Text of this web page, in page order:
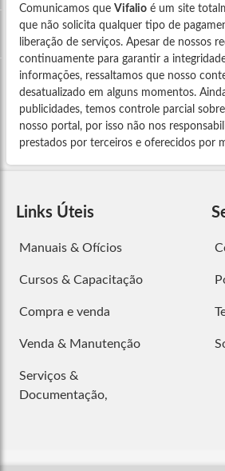
Comunicamos que Vifalio é um site
que não solicita qualquer tipo de
liberação de serviços. Apesar de nossos
continuamente para garantir a
informações, ressaltamos que nosso
desatualizado em alguns momentos.
publicidades, temos controle parcial
nosso portal, por isso não nos
prestados por terceiros e oferecidos por
Links Úteis
Manuais & Ofícios
Cursos & Capacitação
Compra e venda
Venda & Manutenção
Serviços &
Documentação,